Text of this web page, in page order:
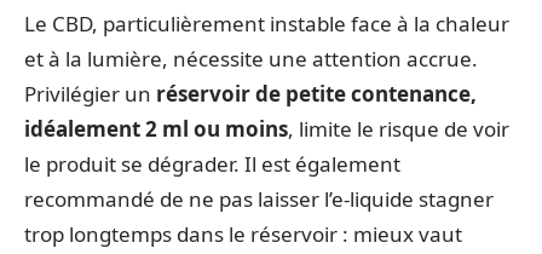
Le CBD, particulièrement instable face à la chaleur
et à la lumière, nécessite une attention accrue.
Privilégier un réservoir de petite contenance,
idéalement 2 ml ou moins, limite le risque de voir
le produit se dégrader. Il est également
recommandé de ne pas laisser l’e-liquide stagner
trop longtemps dans le réservoir : mieux vaut